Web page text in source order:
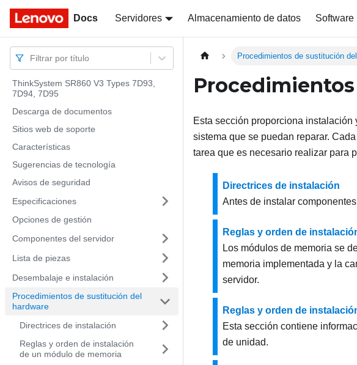
Docs Servidores Almacenamiento de datos Software
Docs
Filtrar por título
ThinkSystem SR860 V3 Types 7D93,
7D94, 7D95
Descarga de documentos
Sitios web de soporte
Características
Sugerencias de tecnología
Avisos de seguridad
Especificaciones
Opciones de gestión
Componentes del servidor
Lista de piezas
Desembalaje e instalación
Procedimientos de sustitución del
hardware
Directrices de instalación
Reglas y orden de instalación
de un módulo de memoria
Procedimientos de sustitución
Esta sección proporciona instalación
sistema que se puedan reparar.
tarea que es necesario realizar para
Directrices de instalación
Antes de instalar
Reglas y orden de
Los módulos de memoria se
memoria implementada y la
servidor.
Reglas y orden de
Esta sección contiene
de unidad.